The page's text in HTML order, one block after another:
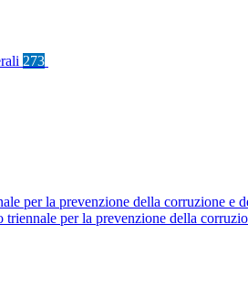
273
per la prevenzione della corruzione e
triennale per la prevenzione della